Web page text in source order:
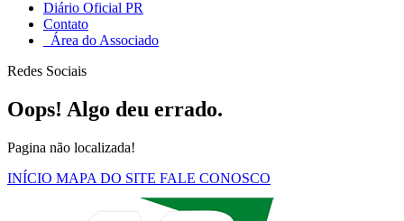
Diário Oficial PR
Contato
Área do Associado
Redes Sociais
Oops! Algo deu errado.
Pagina não localizada!
INÍCIO MAPA DO SITE FALE CONOSCO